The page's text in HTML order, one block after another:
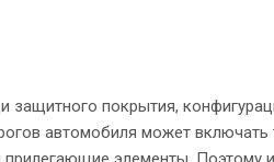
покрытия,
автомобиля может